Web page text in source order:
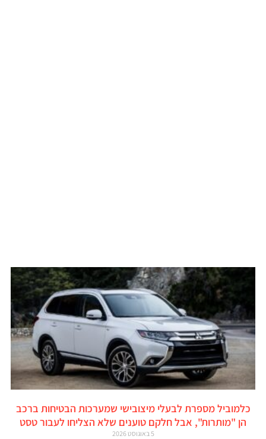
כלמוביל מספרת לבעלי מיצובישי שמערכות הבטיחות ברכב
הן "מותרות", אבל חלקם טוענים שלא הצליחו לעבור טסט
5 באוגוסט 2026